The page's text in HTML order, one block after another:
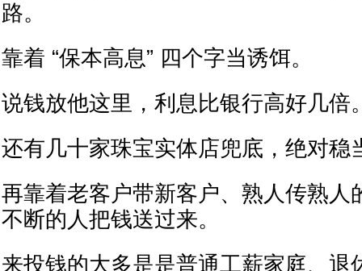
路。
靠着 “保本高息” 四个字当诱饵。
说钱放他这里，利息比银行高好几倍
还有几十家珠宝实体店兜底，绝对稳
再靠着老客户带新客户、熟人传熟人
不断的人把钱送过来。
来投钱的大多是是普通工薪家庭、退